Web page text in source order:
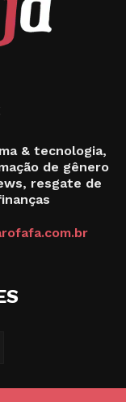
& tecnologia,
de gênero
resgate de